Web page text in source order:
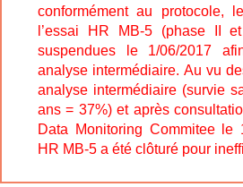
conformément au protocole,
l’essai HR MB-5 (phase II
suspendues le 1/06/2017
analyse intermédiaire. Au vu
analyse intermédiaire (survie
ans = 37%) et après
Data Monitoring Commitee le
HR MB-5 a été clôturé pour